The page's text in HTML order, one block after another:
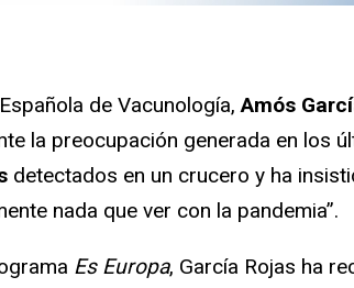
de Vacunología,Amós
la preocupación generada en los
detectados en un crucero y ha
nada que ver con la pandemia”.
Es Europa, García Rojas ha